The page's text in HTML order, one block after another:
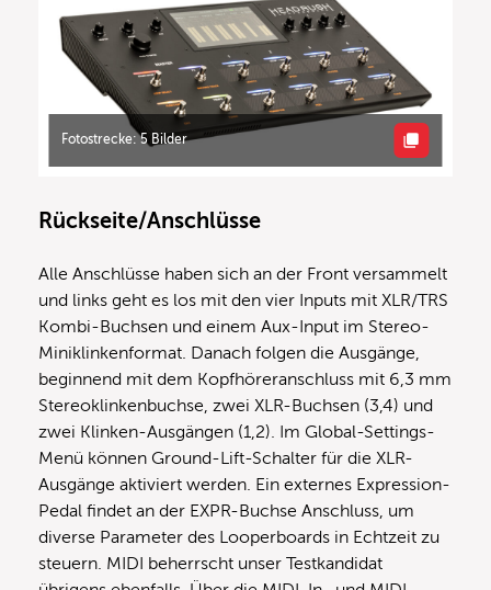
Fotostrecke: 5 Bilder
Rückseite/Anschlüsse
Alle Anschlüsse haben sich an der Front versammelt
und links geht es los mit den vier Inputs mit XLR/TRS
Kombi-Buchsen und einem Aux-Input im Stereo-
Miniklinkenformat. Danach folgen die Ausgänge,
beginnend mit dem Kopfhöreranschluss mit 6,3 mm
Stereoklinkenbuchse, zwei XLR-Buchsen (3,4) und
zwei Klinken-Ausgängen (1,2). Im Global-Settings-
Menü können Ground-Lift-Schalter für die XLR-
Ausgänge aktiviert werden. Ein externes Expression-
Pedal findet an der EXPR-Buchse Anschluss, um
diverse Parameter des Looperboards in Echtzeit zu
steuern. MIDI beherrscht unser Testkandidat